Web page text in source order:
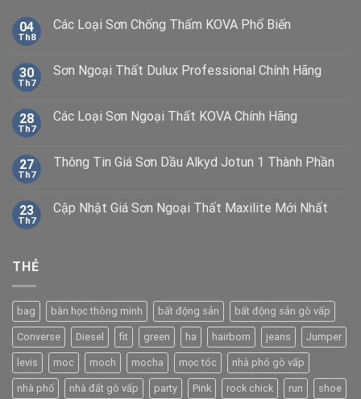
04
Th8
Các Loại Sơn Chống Thấm KOVA Phổ Biến
30
Th7
Sơn Ngoại Thất Dulux Professional Chính Hãng
28
Th7
Các Loại Sơn Ngoại Thất KOVA Chính Hãng
27
Th7
Thông Tin Giá Sơn Dầu Alkyd Jotun 1 Thành Phần
23
Th7
Cập Nhật Giá Sơn Ngoại Thất Maxilite Mới Nhất
THẺ
bag bàn học thông minh bất động sản bất động sản gò vấp
Converse Diesel fit green ha hairborn jeans Jumper
levis moc moch mocha mọc tóc nhà phó gò vấp
nhà phố nhà đất gò vấp party Pink rock chick run shoe